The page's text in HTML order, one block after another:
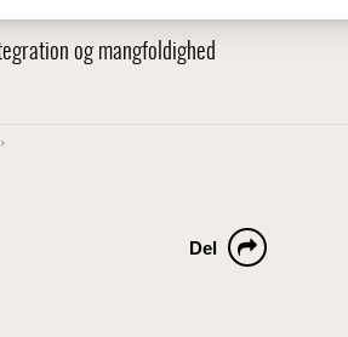
og mangfoldighed
Del